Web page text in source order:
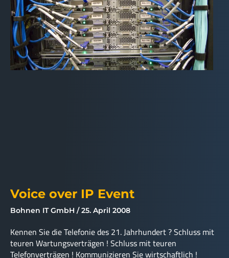
Voice over IP Event
Bohnen IT GmbH 25. April 2008
Kennen Sie die Telefonie des 21. Jahrhundert ? Schluss mit
teuren Wartungsverträgen ! Schluss mit teuren
Telefonverträgen ! Kommunizieren Sie wirtschaftlich !